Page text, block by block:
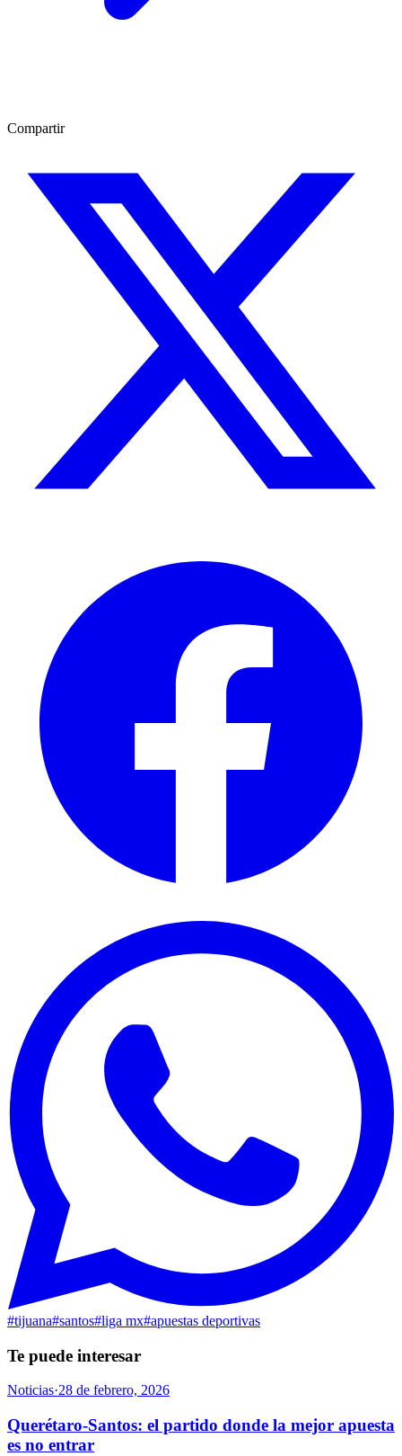
Compartir
#tijuana#santos#liga mx#apuestas deportivas
Te puede interesar
Noticias·28 de febrero, 2026
Querétaro-Santos: el partido donde la mejor apuesta
es no entrar